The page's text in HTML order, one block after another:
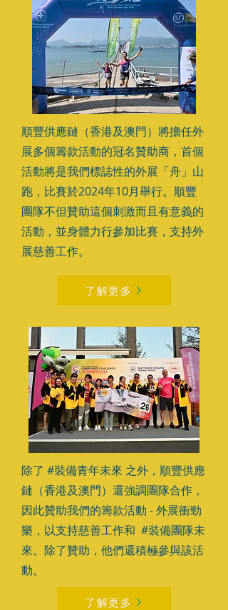
順豐供應鏈（香港及澳門）將擔任外
展多個籌款活動的冠名贊助商，首個
活動將是我們標誌性的外展「舟」山
跑，比賽於2024年10月舉行。順豐
團隊不但贊助這個刺激而且有意義的
活動，並身體力行參加比賽，支持外
展慈善工作。
了解更多
除了 #裝備青年未來 之外，順豐供應
鏈（香港及澳門）還強調團隊合作，
因此贊助我們的籌款活動 - 外展衝勁
樂，以支持慈善工作和 #裝備團隊未
來。除了贊助，他們還積極參與該活
動。
了解更多